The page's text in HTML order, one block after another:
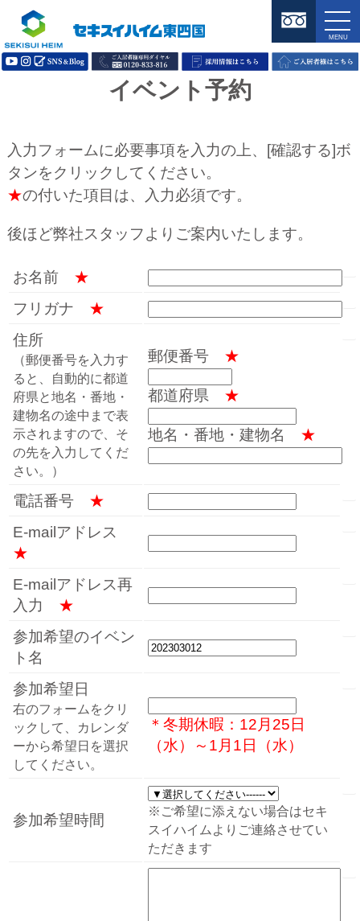
イベント予約
入力フォームに必要事項を入力の上、[確認する]ボ
タンをクリックしてください。
★の付いた項目は、入力必須です。
後ほど弊社スタッフよりご案内いたします。
お名前 ★
フリガナ ★
住所
（郵便番号を入力す
ると、自動的に都道
府県と地名・番地・
建物名の途中まで表
示されますので、そ
の先を入力してくだ
さい。）
郵便番号 ★
都道府県 ★
地名・番地・建物名 ★
電話番号 ★
E-mailアドレス
★
E-mailアドレス再
入力 ★
参加希望のイベン
ト名
参加希望日
右のフォームをクリ
ックして、カレンダ
ーから希望日を選択
してください。
＊冬期休暇：12月25日
（水）～1月1日（水）
参加希望時間
※ご希望に添えない場合はセキ
スイハイムよりご連絡させてい
ただきます